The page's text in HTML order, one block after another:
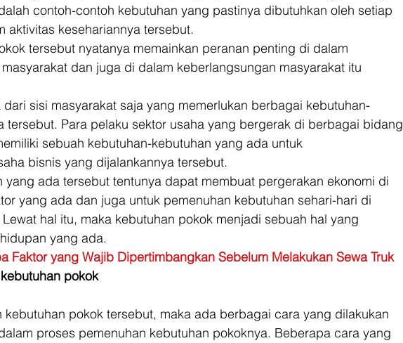
contoh-contoh kebutuhan yang pastinya dibutuhkan oleh setiap
aktivitas kesehariannya tersebut.
tersebut nyatanya memainkan peranan penting di dalam
dan juga di dalam keberlangsungan masyarakat itu
sisi masyarakat saja yang memerlukan berbagai kebutuhan-
tersebut. Para pelaku sektor usaha yang bergerak di berbagai bidang
sebuah kebutuhan-kebutuhan yang ada untuk
bisnis yang dijalankannya tersebut.
yang ada tersebut tentunya dapat membuat pergerakan ekonomi di
yang ada dan juga untuk pemenuhan kebutuhan sehari-hari di
hal itu, maka kebutuhan pokok menjadi sebuah hal yang
yang ada.
Faktor yang Wajib Dipertimbangkan Sebelum Melakukan Sewa Truk
pokok
kebutuhan pokok tersebut, maka ada berbagai cara yang dilakukan
proses pemenuhan kebutuhan pokoknya. Beberapa cara yang